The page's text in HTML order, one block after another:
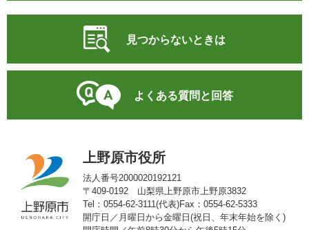
見つからないときは
よくある質問と回答
上野原市役所
法人番号2000020192121
〒409-0192 山梨県上野原市上野原3832
Tel：0554-62-3111(代表)Fax：0554-62-5333
開庁日／月曜日から金曜日(祝日、年末年始を除く)